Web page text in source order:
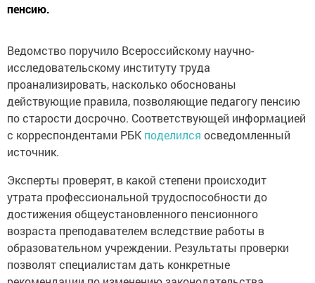
пенсию.
Ведомство поручило Всероссийскому научно-
исследовательскому институту труда
проанализировать, насколько обоснованы
действующие правила, позволяющие педагогу пенсию
по старости досрочно. Соответствующей информацией
с корреспондентами РБК поделился осведомленный
источник.
Эксперты проверят, в какой степени происходит
утрата профессиональной трудоспособности до
достижения общеустановленного пенсионного
возраста преподавателем вследствие работы в
образовательном учреждении. Результаты проверки
позволят специалистам дать конкретные